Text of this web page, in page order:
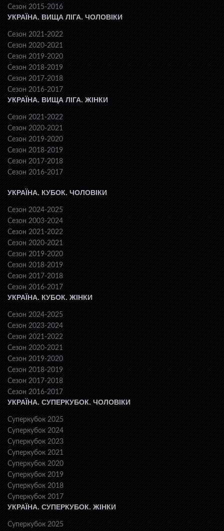
Сезон 2015-2016
УКРАЇНА. ВИЩА ЛІГА. ЧОЛОВІКИ
Сезон 2021-2022
Сезон 2020-2021
Сезон 2019-2020
Сезон 2018-2019
Сезон 2017-2018
Сезон 2016-2017
УКРАЇНА. ВИЩА ЛІГА. ЖІНКИ
Сезон 2021-2022
Сезон 2020-2021
Сезон 2019-2020
Сезон 2018-2019
Сезон 2017-2018
Сезон 2016-2017
УКРАЇНА. КУБОК. ЧОЛОВІКИ
Сезон 2024-2025
Сезон 2003-2024
Сезон 2021-2022
Сезон 2020-2021
Сезон 2019-2020
Сезон 2018-2019
Сезон 2017-2018
Сезон 2016-2017
УКРАЇНА. КУБОК. ЖІНКИ
Сезон 2024-2025
Сезон 2023-2024
Сезон 2021-2022
Сезон 2020-2021
Сезон 2019-2020
Сезон 2018-2019
Сезон 2017-2018
Сезон 2016-2017
УКРАЇНА. СУПЕРКУБОК. ЧОЛОВІКИ
Суперкубок 2025
Суперкубок 2024
Суперкубок 2023
Суперкубок 2021
Суперкубок 2020
Суперкубок 2019
Суперкубок 2018
Суперкубок 2017
УКРАЇНА. СУПЕРКУБОК. ЖІНКИ
Суперкубок 2025